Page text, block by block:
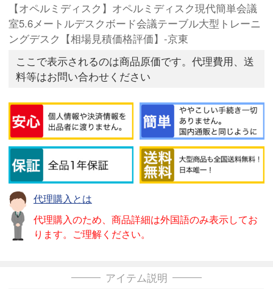
【オペルミディスク】オペルミディスク現代簡単会議
室5.6メートルデスクボード会議テーブル大型トレーニ
ングデスク【相場見積価格評価】-京東
ここで表示されるのは商品原価です。代理費用、送
料等はお問い合わせください
代理購入とは
代理購入のため、商品詳細は外国語のみ表示してお
ります。ご理解ください。
アイテム説明